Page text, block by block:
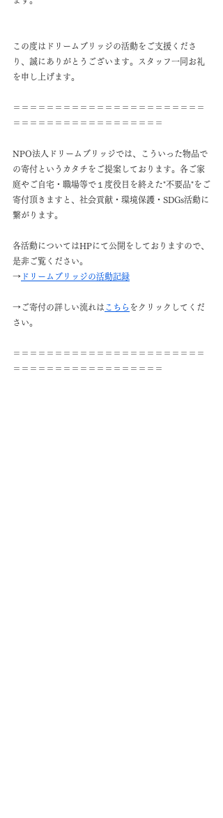
この度はドリームブリッジの活動をご支援くださ
り、誠にありがとうございます。スタッフ一同お礼
を申し上げます。
＝＝＝＝＝＝＝＝＝＝＝＝＝＝＝＝＝＝＝＝＝＝＝
＝＝＝＝＝＝＝＝＝＝＝＝＝＝＝＝＝＝
NPO法人ドリームブリッジでは、こういった物品で
の寄付というカタチをご提案しております。各ご家
庭やご自宅・職場等で１度役目を終えた"不要品"をご
寄付頂きますと、社会貢献・環境保護・SDGs活動に
繋がります。
各活動についてはHPにて公開をしておりますので、
是非ご覧ください。
→ ドリームブリッジの活動記録
→ご寄付の詳しい流れは こちら をクリックしてくだ
さい。
＝＝＝＝＝＝＝＝＝＝＝＝＝＝＝＝＝＝＝＝＝＝＝
＝＝＝＝＝＝＝＝＝＝＝＝＝＝＝＝＝＝